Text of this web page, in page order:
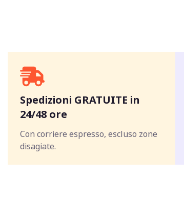
Spedizioni GRATUITE in
24/48 ore
Con corriere espresso, escluso zone
disagiate.